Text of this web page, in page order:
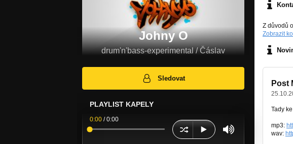
Johny O
drum'n'bass-experimental / Čáslav
Sledovat
PLAYLIST KAPELY
0:00 /0:00
Z důvodů
Zobrazit
Post
Tady
mp3:
wav: